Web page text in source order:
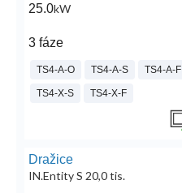
25.0kW
3 fáze
TS4-A-O TS4-A-S TS4-A-F
TS4-X-S TS4-X-F
Dražice
IN.Entity S 20,0 tis.